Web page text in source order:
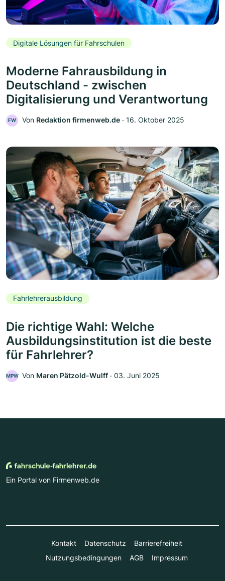
Digitale Lösungen für Fahrschulen
Moderne Fahrausbildung in
Deutschland - zwischen
Digitalisierung und Verantwortung
FW Von Redaktion firmenweb.de ‧ 16. Oktober 2025
Fahrlehrerausbildung
Die richtige Wahl: Welche
Ausbildungsinstitution ist die beste
für Fahrlehrer?
MPW Von Maren Pätzold-Wulff ‧ 03. Juni 2025
Ein Portal von Firmenweb.de
Kontakt Datenschutz
Barrierefreiheit
Nutzungsbedingungen
AGB Impressum